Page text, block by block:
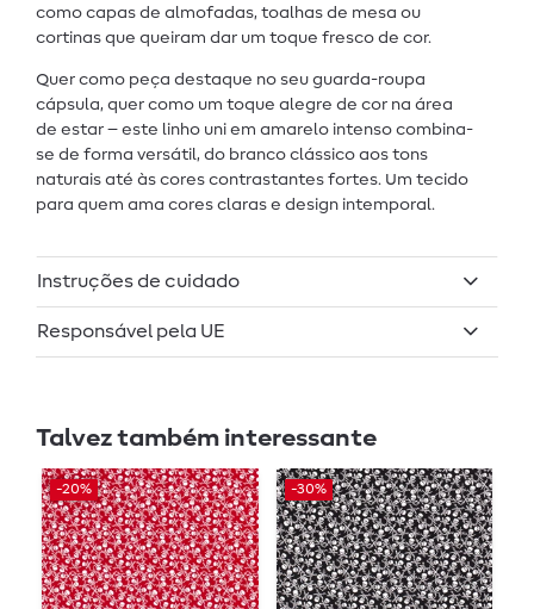
como capas de almofadas, toalhas de mesa ou
cortinas que queiram dar um toque fresco de cor.
Quer como peça destaque no seu guarda-roupa
cápsula, quer como um toque alegre de cor na área
de estar – este linho uni em amarelo intenso combina-
se de forma versátil, do branco clássico aos tons
naturais até às cores contrastantes fortes. Um tecido
para quem ama cores claras e design intemporal.
Instruções de cuidado
Responsável pela UE
Talvez também interessante
-20% -30%